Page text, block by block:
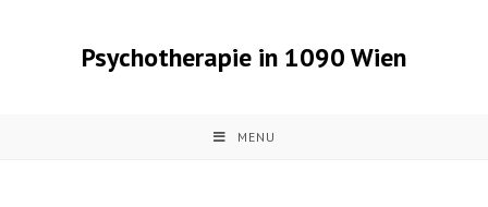
Psychotherapie in 1090 Wien
MENU